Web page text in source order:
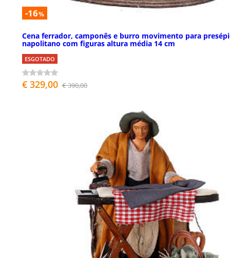
-16%
Cena ferrador, camponês e burro movimento para
napolitano com figuras altura média 14 cm
ESGOTADO
€ 329,00 € 390,00